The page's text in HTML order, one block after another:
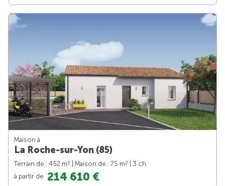
Maison à
La Roche-sur-Yon (85)
Terrain de : 452 m2 | Maison de : 75 m2
| 3 ch.
à partir de 214 610 €